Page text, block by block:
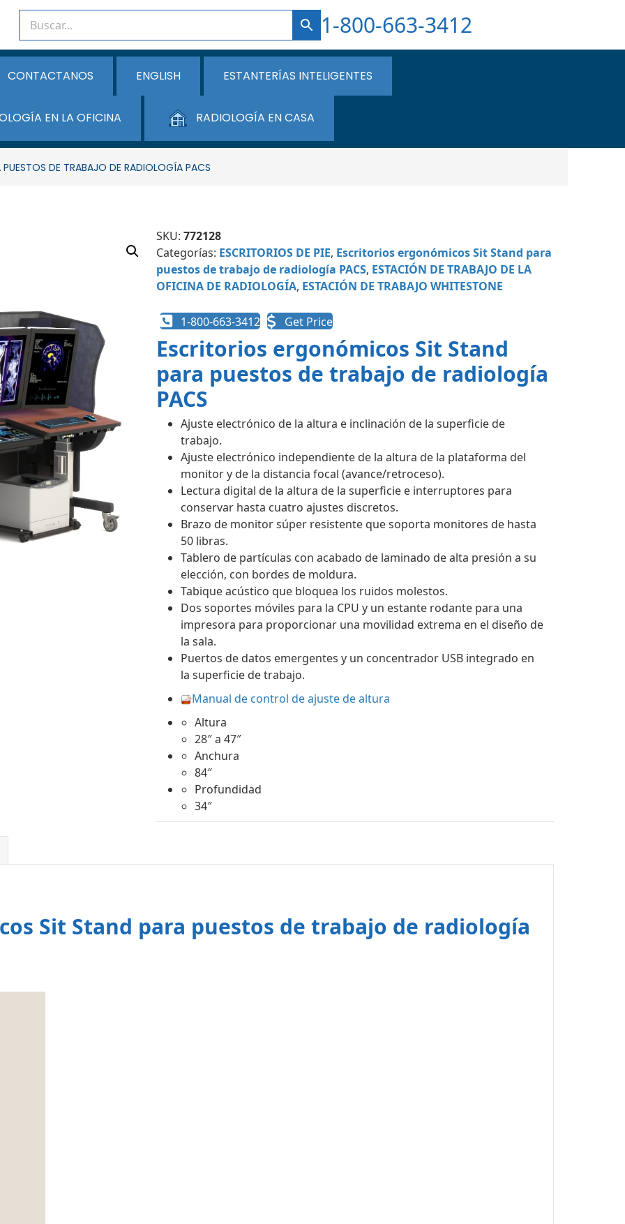
1-800-663-3412
CONTACTANOS ENGLISH ESTANTERÍAS INTELIGENTES
EN LA OFICINA RADIOLOGÍA EN CASA
DE TRABAJO DE RADIOLOGÍA PACS
SKU: 772128
Categorías: ESCRITORIOS DE PIE, Escritorios ergonómicos Sit Stand para
puestos de trabajo de radiología PACS, ESTACIÓN DE TRABAJO DE LA
OFICINA DE RADIOLOGÍA, ESTACIÓN DE TRABAJO WHITESTONE
1-800-663-3412 Get Price
Escritorios ergonómicos Sit Stand
para puestos de trabajo de radiología
PACS
Ajuste electrónico de la altura e inclinación de la superficie de
trabajo.
Ajuste electrónico independiente de la altura de la plataforma del
monitor y de la distancia focal (avance/retroceso).
Lectura digital de la altura de la superficie e interruptores para
conservar hasta cuatro ajustes discretos.
Brazo de monitor súper resistente que soporta monitores de hasta
50 libras.
Tablero de partículas con acabado de laminado de alta presión a su
elección, con bordes de moldura.
Tabique acústico que bloquea los ruidos molestos.
Dos soportes móviles para la CPU y un estante rodante para una
impresora para proporcionar una movilidad extrema en el diseño de
la sala.
Puertos de datos emergentes y un concentrador USB integrado en
la superficie de trabajo.
Manual de control de ajuste de altura
Altura
28″ a 47″
Anchura
84″
Profundidad
34″
Sit Stand para puestos de trabajo de radiología